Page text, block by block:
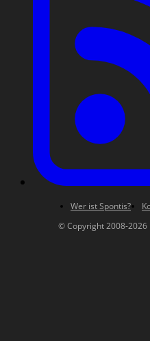
Wer ist Spontis?
© Copyright 2008-